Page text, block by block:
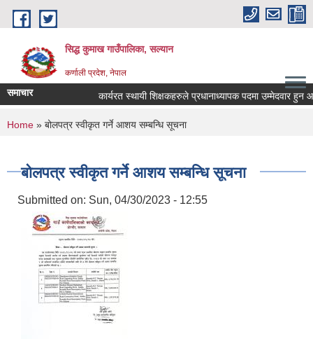
Skip to main content
सिद्ध कुमाख गाउँपालिका, सल्यान
कर्णाली प्रदेश, नेपाल
समाचार कार्यरत स्थायी शिक्षकहरुले प्रधानाध्यापक पदमा उम्मेदवार हुन
You are here
Home » बोलपत्र स्वीकृत गर्ने आशय सम्बन्धि सूचना
बोलपत्र स्वीकृत गर्ने आशय सम्बन्धि सूचना
Submitted on: Sun, 04/30/2023 - 12:55